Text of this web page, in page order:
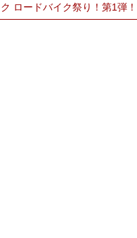
ロードバイク祭り！第1弾！